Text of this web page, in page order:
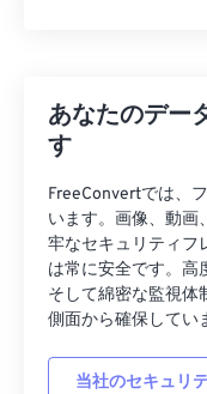
あなたのデー
す
FreeConvertでは、
います。画像、動画
牢なセキュリティフ
は常に安全です。高
そして綿密な監視体
側面から確保してい
当社のセキュリ